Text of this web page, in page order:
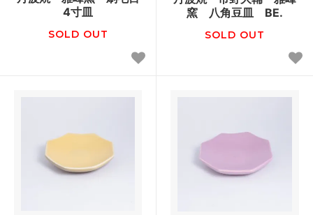
4寸皿
SOLD OUT
窯 八角豆皿 BE.
SOLD OUT